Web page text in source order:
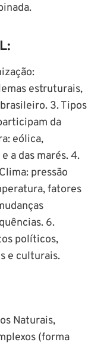
estruturais,
3. Tipos
da
eólica,
a das marés. 4.
pressão
fatores
6.
políticos,
e culturais.
Naturais,
(forma